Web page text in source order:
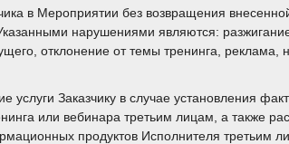
в Мероприятии без возвращения
нарушениями являются:
отклонение от темы тренинга, реклама,
услуги Заказчику в случае установления
или вебинара третьим лицам, а также
продуктов Исполнителя третьим